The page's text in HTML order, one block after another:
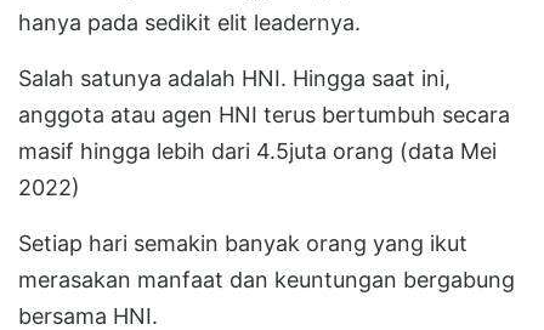
hanya pada sedikit elit leadernya.
Salah satunya adalah HNI. Hingga saat ini,
anggota atau agen HNI terus bertumbuh secara
masif hingga lebih dari 4.5juta orang (data Mei
2022)
Setiap hari semakin banyak orang yang ikut
merasakan manfaat dan keuntungan bergabung
bersama HNI.